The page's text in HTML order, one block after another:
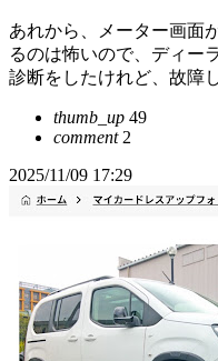
あれから、メーター画面
るのは怖いので、ディー
診断をしたけれど、故障
thumb_up 49
comment2
2025/11/09 17:29